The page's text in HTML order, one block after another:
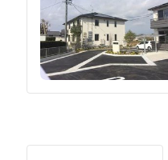
中国・四国 九州